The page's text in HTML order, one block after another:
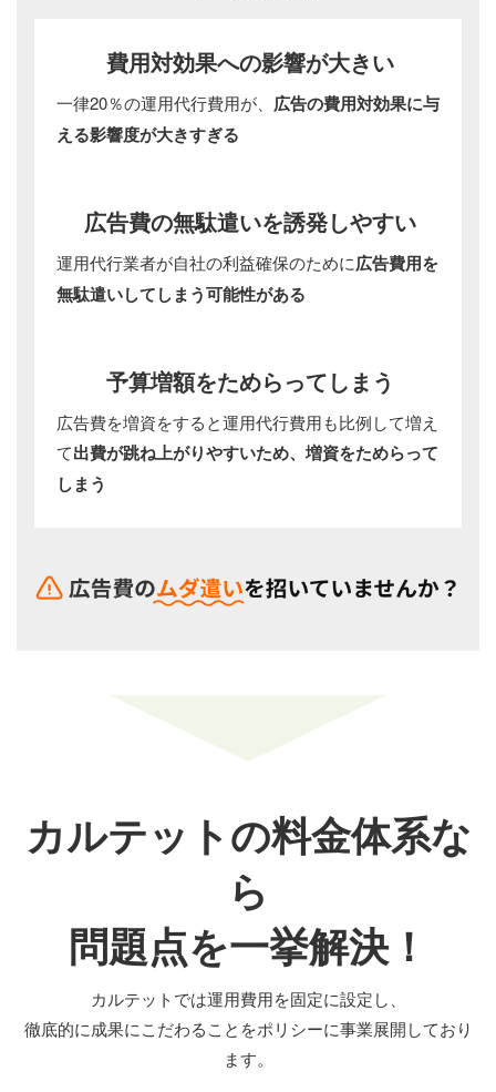
費用対効果への影響が大きい
一律20％の運用代行費用が、 広告の費用対効果に与
える影響度が大きすぎる
広告費の無駄遣いを誘発しやすい
運用代行業者が自社の利益確保のために広告費用を
無駄遣いしてしまう可能性がある
予算増額をためらってしまう
広告費を増資をすると運用代行費用も比例して増え
て出費が跳ね上がりやすいため、増資をためらって
しまう
カルテットの料金体系な
ら
問題点を一挙解決！
カルテットでは運用費用を固定に設定し、
徹底的に成果にこだわることをポリシーに事業展開しており
ます。